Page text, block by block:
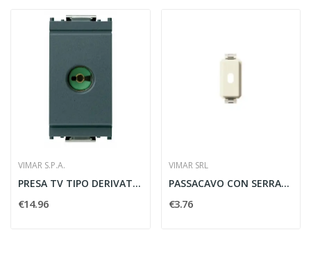
VIMAR S.P.A.
PRESA TV TIPO DERIVATA FEMMINA 9,5 IEC SERIE...
€14.96
VIMAR SRL
PASSACAVO CON SERRACAVO - VIMAR 08314
€3.76